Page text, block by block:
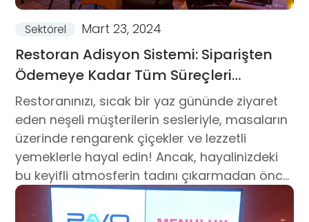
Sektörel Mart 23, 2024
Restoran Adisyon Sistemi: Siparişten
Ödemeye Kadar Tüm Süreçleri
Kolaylaştırıyor
Restoranınızı, sıcak bir yaz gününde ziyaret
eden neşeli müşterilerin sesleriyle, masaların
üzerinde rengarenk çiçekler ve lezzetli
yemeklerle hayal edin! Ancak, hayalinizdeki
bu keyifli atmosferin tadını çıkarmadan önce
karşılaşabileceğiniz birtakım zorlukları da
düşünmeniz gerekir.